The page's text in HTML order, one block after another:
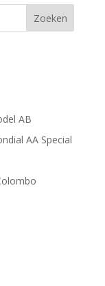
AB
AA Special